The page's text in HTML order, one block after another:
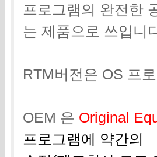
프로그램의 완전한
는 제품으로 쓰입니
RTM버전은 OS 프
OEM 은 Original
프로그램에 약간의